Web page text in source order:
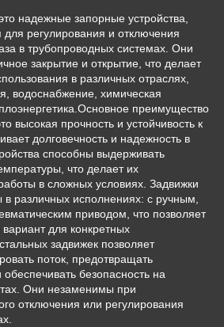
надежные запорные устройства,
для регулирования и отключения
в трубопроводных системах. Они
закрытие и открытие, что делает
в различных отраслях,
водоснабжение, химическая
преимущество
высокая прочность и устойчивость к
долговечность и надежность в
способны выдерживать
что делает их
в сложных условиях. Задвижки
в различных исполнениях: с ручным,
приводом, что позволяет
для конкретных
задвижек позволяет
поток, предотвращать
безопасность на
Они незаменимы при
отключения или регулирования